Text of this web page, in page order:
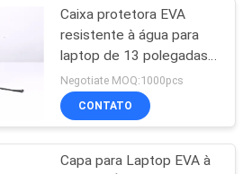
vestem
19
Caixa protetora EVA
resistente à água para
laptop de 13 polegadas
com superfície de
poliéster 1680d durável
para transporte seguro
Negotiate MOQ:1000pcs
CONTATO
Capa para Laptop EVA à